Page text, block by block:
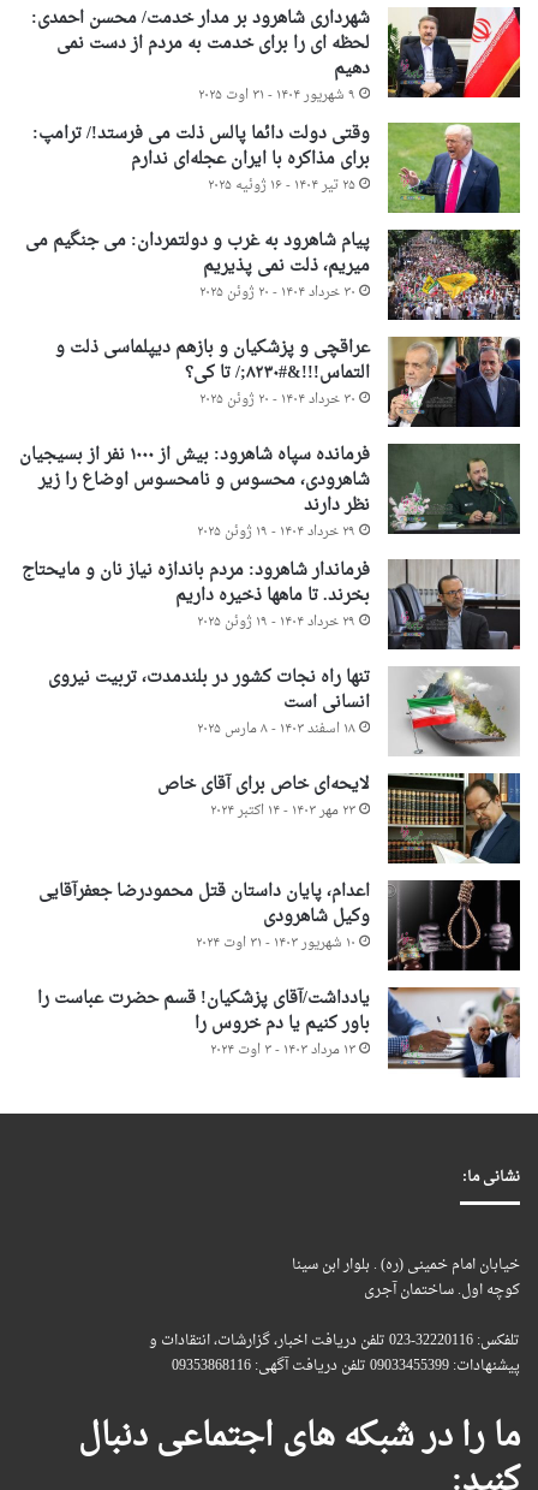
شهرداری شاهرود بر مدار خدمت/ محسن احمدی:
لحظه ای را برای خدمت به مردم از دست نمی
دهیم
۹ شهریور ۱۴۰۴ - ۳۱ اوت ۲۰۲۵
وقتی دولت دائما پالس ذلت می فرستد!/ ترامپ:
برای مذاکره با ایران عجله‌ای ندارم
۲۵ تیر ۱۴۰۴ - ۱۶ ژوئیه ۲۰۲۵
پیام شاهرود به غرب و دولتمردان: می جنگیم می
میریم، ذلت نمی پذیریم
۳۰ خرداد ۱۴۰۴ - ۲۰ ژوئن ۲۰۲۵
عراقچی و پزشکیان و بازهم دیپلماسی ذلت و
التماس!!!&#۸۲۳۰;/ تا کی؟
۳۰ خرداد ۱۴۰۴ - ۲۰ ژوئن ۲۰۲۵
فرمانده سپاه شاهرود: بیش از ۱۰۰۰ نفر از بسیجیان
شاهرودی، محسوس و نامحسوس اوضاع را زیر
نظر دارند
۲۹ خرداد ۱۴۰۴ - ۱۹ ژوئن ۲۰۲۵
فرماندار شاهرود: مردم باندازه نیاز نان و مایحتاج
بخرند. تا ماهها ذخیره داریم
۲۹ خرداد ۱۴۰۴ - ۱۹ ژوئن ۲۰۲۵
تنها راه نجات کشور در بلندمدت، تربیت نیروی
انسانی است
۱۸ اسفند ۱۴۰۳ - ۸ مارس ۲۰۲۵
لایحه‌ای خاص برای آقای خاص
۲۳ مهر ۱۴۰۳ - ۱۴ اکتبر ۲۰۲۴
اعدام، پایان داستان قتل محمودرضا جعفرآقایی
وکیل شاهرودی
۱۰ شهریور ۱۴۰۳ - ۳۱ اوت ۲۰۲۴
یادداشت/آقای پزشکیان! قسم حضرت عباست را
باور کنیم یا دم خروس را
۱۳ مرداد ۱۴۰۳ - ۳ اوت ۲۰۲۴
نشانی ما:
خیابان امام خمینی (ره) . بلوار ابن سینا
کوچه اول. ساختمان آجری
تلفکس: 32220116-023 تلفن دریافت اخبار، گزارشات، انتقادات و
پیشنهادات: 09033455399 تلفن دریافت آگهی: 09353868116
ما را در شبکه های اجتماعی دنبال